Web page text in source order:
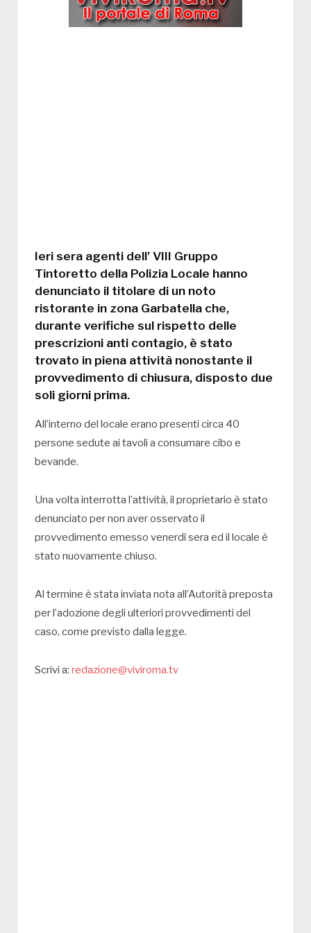
Ieri sera agenti dell’ VIII Gruppo
Tintoretto della Polizia Locale hanno
denunciato il titolare di un noto
ristorante in zona Garbatella che,
durante verifiche sul rispetto delle
prescrizioni anti contagio, è stato
trovato in piena attività nonostante il
provvedimento di chiusura, disposto due
soli giorni prima.
All’interno del locale erano presenti circa 40
persone sedute ai tavoli a consumare cibo e
bevande.
Una volta interrotta l’attività, il proprietario è stato
denunciato per non aver osservato il
provvedimento emesso venerdì sera ed il locale è
stato nuovamente chiuso.
Al termine è stata inviata nota all’Autorità preposta
per l’adozione degli ulteriori provvedimenti del
caso, come previsto dalla legge.
Scrivi a: redazione@viviroma.tv